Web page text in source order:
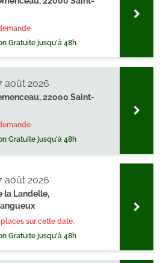
Gratuite jusqu'à 48h
22000 Saint-
Gratuite jusqu'à 48h
août 2026
la Landelle,
places sur cette date.
Gratuite jusqu'à 48h
août 2026